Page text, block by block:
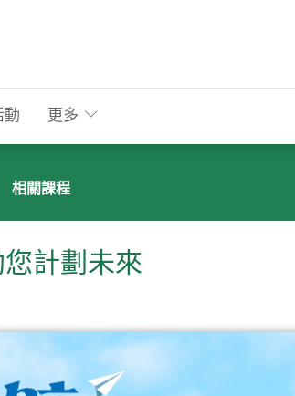
動 更多
相關課程
計劃未來